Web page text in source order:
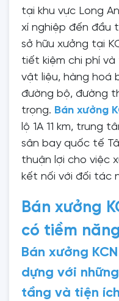
tại khu vực Long
xí nghiệp đến đầu
sở hữu xưởng tại
tiết kiệm chi phí
vật liệu, hàng hoá
đường bộ, đường
trọng. Bán xưởng
lộ 1A 11 km, trung
sân bay quốc tế
thuận lợi cho việc
kết nối với đối tác
Bán xưởng
có tiềm
Bán xưởng
dựng với
tầng và tiện